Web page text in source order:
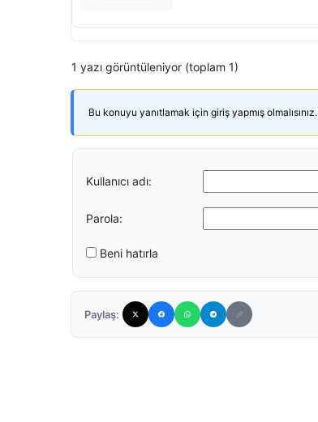
1 yazı görüntüleniyor (toplam 1)
Bu konuyu yanıtlamak için giriş yapmış olmalısınız.
Kullanıcı adı:
Parola:
Beni hatırla
Paylaş: